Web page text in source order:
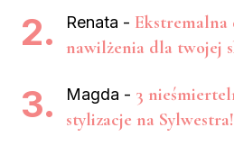
Renata - Ekstremalna
nawilżenia dla twojej
Magda - 3
stylizacje na